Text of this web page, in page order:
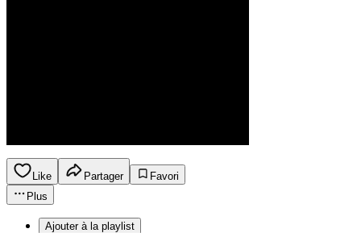
Like Partager
Favori
Plus
Ajouter à la playlist